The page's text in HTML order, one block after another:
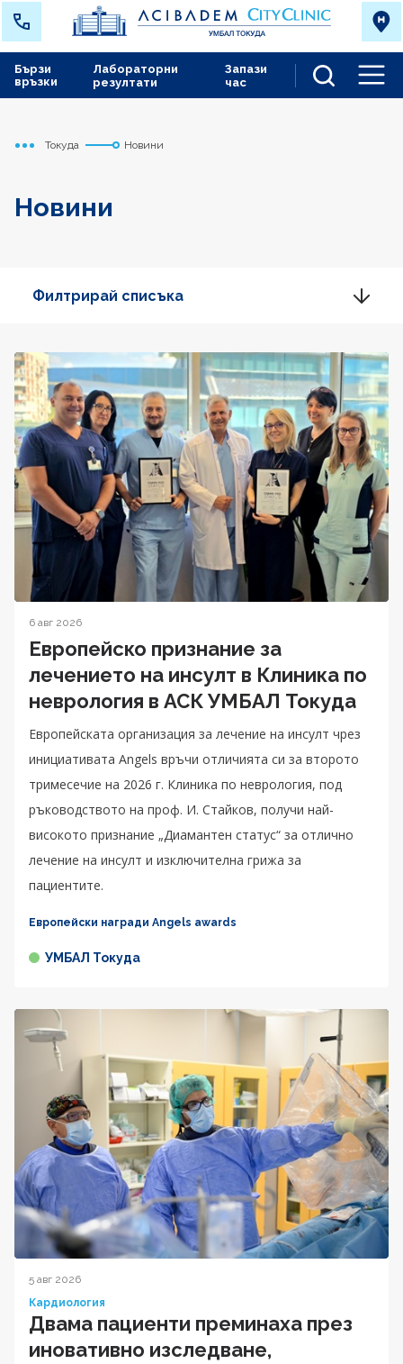
Лабораторни
резултати
Запази
час
Бързи
връзки
Начало
Токуда Новини
Новини
Филтрирай списъка
6 авг 2026
Европейско признание за
лечението на инсулт в Клиника по
неврология в АСК УМБАЛ Токуда
Eвропейската организация за лечение на инсулт чрез
инициативата Angels връчи отличията си за второто
тримесечие на 2026 г. Клиника по неврология, под
ръководството на проф. И. Стайков, получи най-
високото признание „Диамантен статус“ за отлично
лечение на инсулт и изключителна грижа за
пациентите.
Европейски награди Angels awards
УМБАЛ Токуда
5 авг 2026
Кардиология
Двама пациенти преминаха през
иновативно изследване,